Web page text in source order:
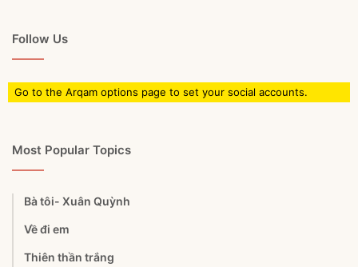
Follow Us
Go to the Arqam options page to set your social accounts.
Most Popular Topics
Bà tôi- Xuân Quỳnh
Về đi em
Thiên thần trắng